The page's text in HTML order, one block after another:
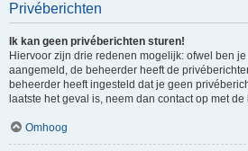
Privéberichten
Ik kan geen privéberichten sturen!
Hiervoor zijn drie redenen mogelijk: ofwel ben
aangemeld, de beheerder heeft de
beheerder heeft ingesteld dat je geen
laatste het geval is, neem dan contact op met de
Omhoog